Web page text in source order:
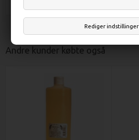
Rediger indstillinger
Andre kunder købte også